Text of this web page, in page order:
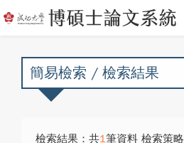
簡易檢索 / 檢索結果
檢索結果：共1筆資料 檢索策略